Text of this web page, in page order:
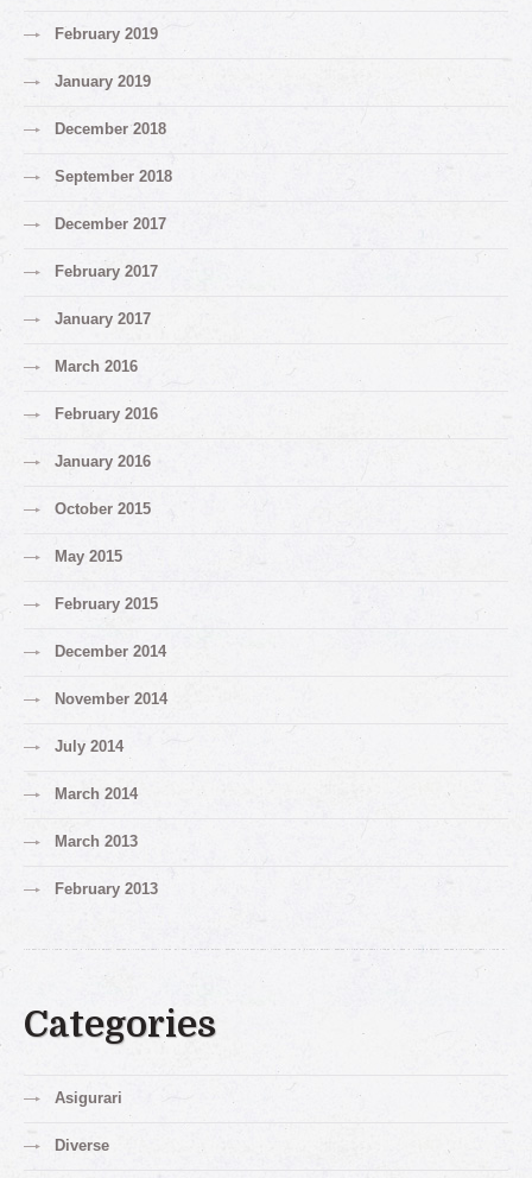
February 2019
January 2019
December 2018
September 2018
December 2017
February 2017
January 2017
March 2016
February 2016
January 2016
October 2015
May 2015
February 2015
December 2014
November 2014
July 2014
March 2014
March 2013
February 2013
Categories
Asigurari
Diverse